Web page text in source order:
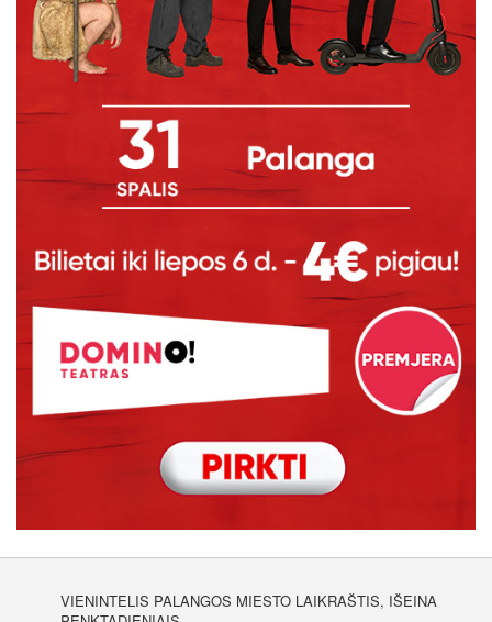
VIENINTELIS PALANGOS MIESTO LAIKRAŠTIS, IŠEINA